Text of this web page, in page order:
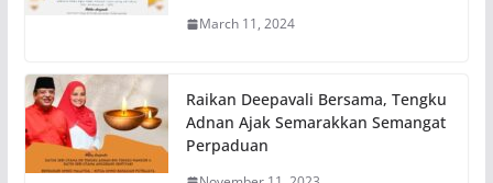
March 11, 2024
Raikan Deepavali Bersama, Tengku
Adnan Ajak Semarakkan Semangat
Perpaduan